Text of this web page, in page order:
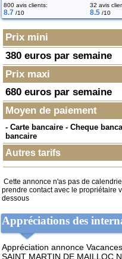
800 avis clients:
8.7 /10
32 avis
8.5 /10
Prix mini
380 euros par semaine
Prix maxi
680 euros par semaine
Moyen de paiement
- Carte bancaire - Cheque
bancaire
Autres tarifs
Cette annonce n'as pas de
prendre contact avec le propriétaire
dessous
Appréciations des
Appréciation annonce
SAINT MARTIN DE MAILLOC